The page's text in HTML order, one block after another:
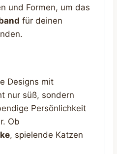
und Formen, um das
für deinen
Designs mit
nur süß, sondern
Persönlichkeit
Ob
, spielende Katzen